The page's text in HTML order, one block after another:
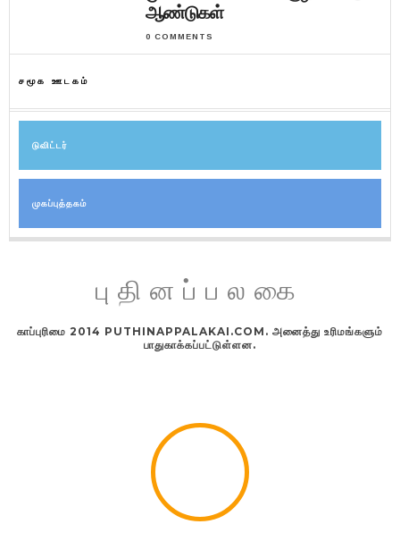
ஆண்டுகள்
0 COMMENTS
சமூக ஊடகம்
டுவிட்டர்
முகப்புத்தகம்
புதினப்பலகை
காப்புரிமை 2014 PUTHINAPPALAKAI.COM. அனைத்து உரிமங்களும்
பாதுகாக்கப்பட்டுள்ளன.